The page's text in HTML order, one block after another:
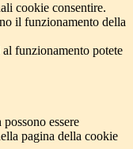
cookie consentire.
il funzionamento della
funzionamento potete
essere
pagina della cookie